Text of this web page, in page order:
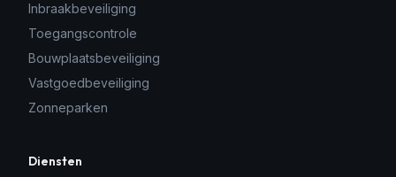
Inbraakbeveiliging
Toegangscontrole
Bouwplaatsbeveiliging
Vastgoedbeveiliging
Zonneparken
Diensten